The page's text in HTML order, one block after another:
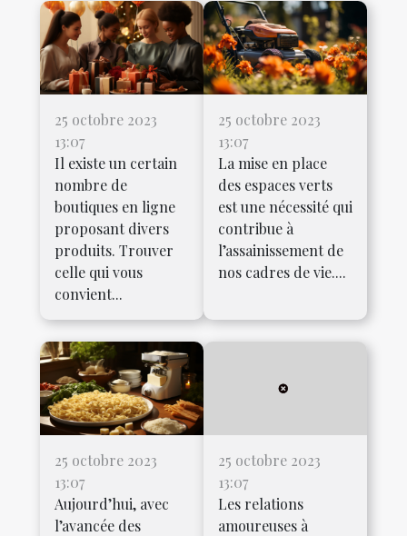
25 octobre 2023
13:07
Il existe un certain
nombre de
boutiques en ligne
proposant divers
produits. Trouver
celle qui vous
convient...
25 octobre 2023
13:07
La mise en place
des espaces verts
est une nécessité qui
contribue à
l’assainissement de
nos cadres de vie....
25 octobre 2023
13:07
Aujourd’hui, avec
l’avancée des
25 octobre 2023
13:07
Les relations
amoureuses à